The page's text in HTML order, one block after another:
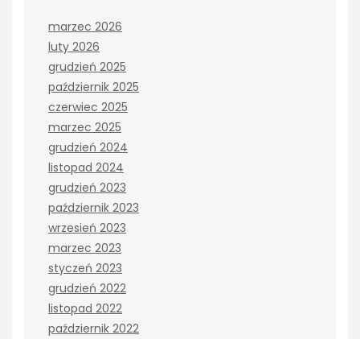
marzec 2026
luty 2026
grudzień 2025
październik 2025
czerwiec 2025
marzec 2025
grudzień 2024
listopad 2024
grudzień 2023
październik 2023
wrzesień 2023
marzec 2023
styczeń 2023
grudzień 2022
listopad 2022
październik 2022